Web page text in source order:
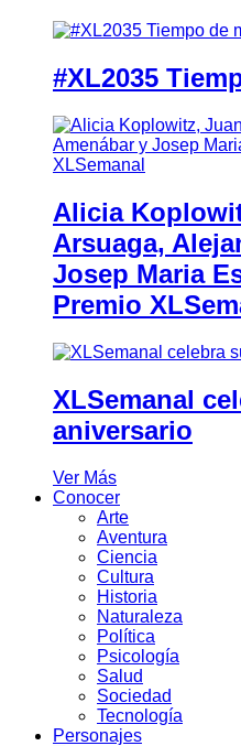
#XL2035
Alicia
Arsuaga,
Josep Maria
Premio
XLSemanal
aniversario
Ver Más
Conocer
Arte
Aventura
Ciencia
Cultura
Historia
Naturaleza
Política
Psicología
Salud
Sociedad
Tecnología
Personajes